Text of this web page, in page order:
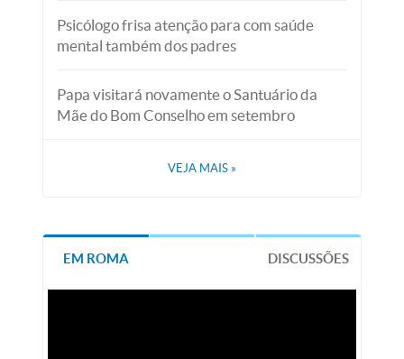
Psicólogo frisa atenção para com saúde
mental também dos padres
Papa visitará novamente o Santuário da
Mãe do Bom Conselho em setembro
VEJA MAIS »
EM ROMA DISCUSSÕES